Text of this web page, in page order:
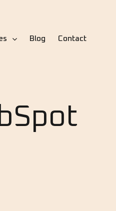
Blog Contact